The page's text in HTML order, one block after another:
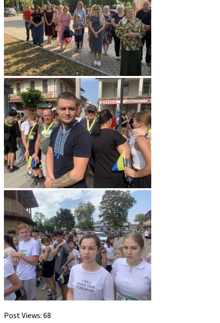
Post Views: 68